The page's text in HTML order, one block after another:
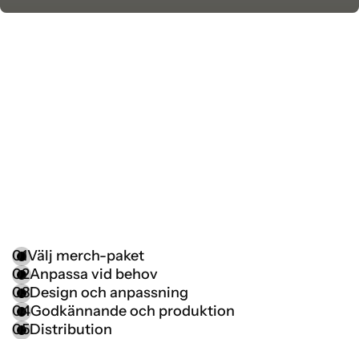
01Välj merch-paket
02Anpassa vid behov
03Design och anpassning
04Godkännande och produktion
05Distribution